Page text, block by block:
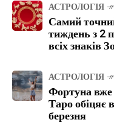
АСТРОЛОГІЯ
Самий
тиждень з 2
всіх знаків
АСТРОЛОГІЯ
Фортуна вже
Таро обіцяє
березня